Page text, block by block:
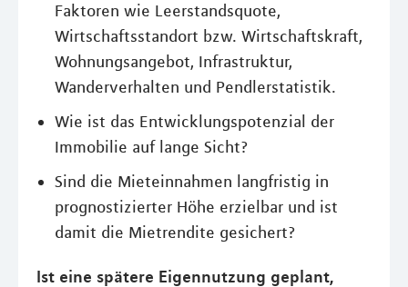
Faktoren wie Leerstandsquote,
Wirtschaftsstandort bzw. Wirtschaftskraft,
Wohnungsangebot, Infrastruktur,
Wanderverhalten und Pendlerstatistik.
Wie ist das Entwicklungspotenzial der
Immobilie auf lange Sicht?
Sind die Mieteinnahmen langfristig in
prognostizierter Höhe erzielbar und ist
damit die Mietrendite gesichert?
Ist eine spätere Eigennutzung geplant,